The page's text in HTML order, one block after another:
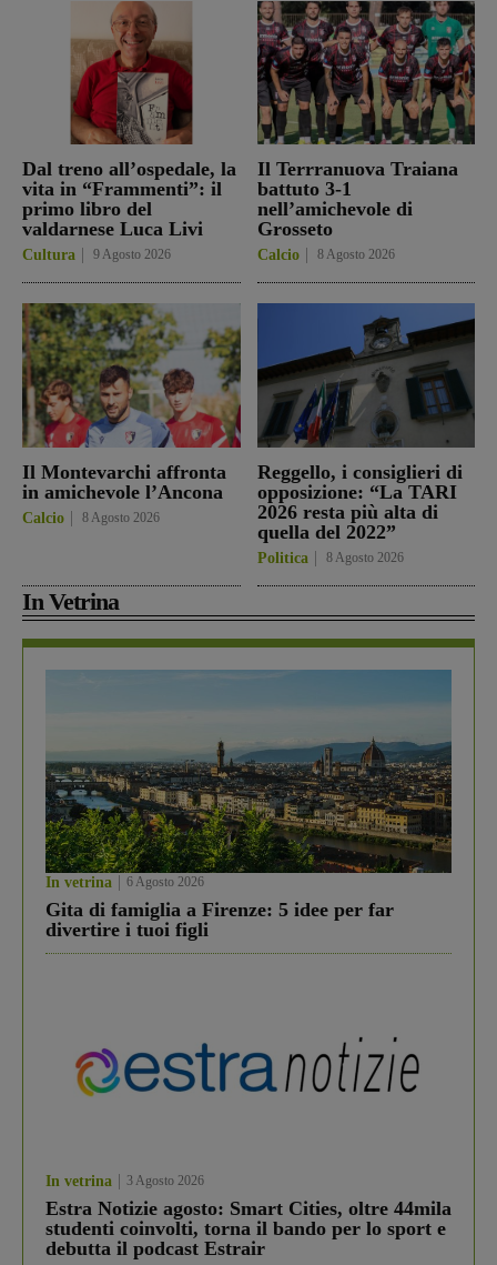
Dal treno all’ospedale, la
vita in “Frammenti”: il
primo libro del
valdarnese Luca Livi
Cultura 9 Agosto 2026
Il Terrranuova Traiana
battuto 3-1
nell’amichevole di
Grosseto
Calcio 8 Agosto 2026
Il Montevarchi affronta
in amichevole l’Ancona
Calcio 8 Agosto 2026
Reggello, i consiglieri di
opposizione: “La TARI
2026 resta più alta di
quella del 2022”
Politica 8 Agosto 2026
In Vetrina
In vetrina 6 Agosto 2026
Gita di famiglia a Firenze: 5 idee per far
divertire i tuoi figli
In vetrina 3 Agosto 2026
Estra Notizie agosto: Smart Cities, oltre 44mila
studenti coinvolti, torna il bando per lo sport e
debutta il podcast Estrair